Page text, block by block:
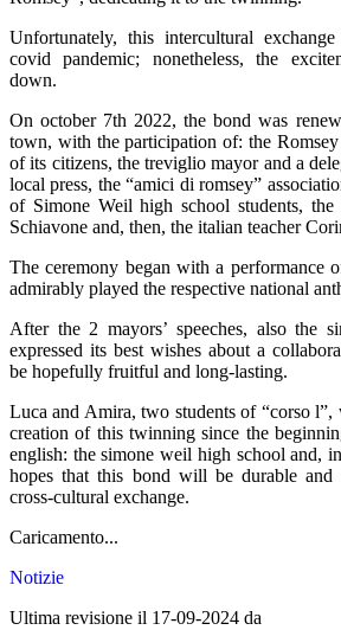
Unfortunately, this intercultural
covid pandemic; nonetheless, the
down.
On october 7th 2022, the bond was
town, with the participation of: the
of its citizens, the treviglio mayor and a
local press, the “amici di romsey”
of Simone Weil high school students, the
Schiavone and, then, the italian teacher
The ceremony began with a performance
admirably played the respective national
After the 2 mayors’ speeches, also the
expressed its best wishes about a
be hopefully fruitful and long-lasting.
Luca and Amira, two students of “corso
creation of this twinning since the
english: the simone weil high school and,
hopes that this bond will be durable
cross-cultural exchange.
Caricamento...
Notizie
Ultima revisione il 17-09-2024 da